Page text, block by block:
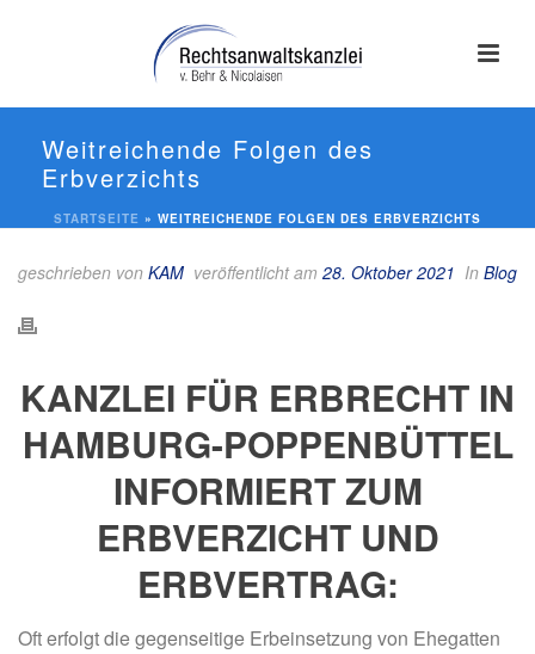
Weitreichende Folgen des
Erbverzichts
STARTSEITE » WEITREICHENDE FOLGEN DES ERBVERZICHTS
geschrieben von KAM veröffentlicht am 28. Oktober 2021 In Blog
KANZLEI FÜR ERBRECHT IN
HAMBURG-POPPENBÜTTEL
INFORMIERT ZUM
ERBVERZICHT UND
ERBVERTRAG:
Oft erfolgt die gegenseitige Erbeinsetzung von Ehegatten